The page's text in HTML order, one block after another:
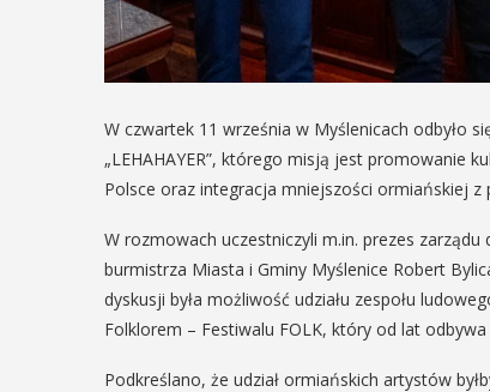
W czwartek 11 września w Myślenicach odbyło
„LEHAHAYER”, którego misją jest promowanie
Polsce oraz integracja mniejszości ormiańskiej z
W rozmowach uczestniczyli m.in. prezes
burmistrza Miasta i Gminy Myślenice Robert
dyskusji była możliwość udziału zespołu
Folklorem – Festiwalu FOLK, który od lat
Podkreślano, że udział ormiańskich artystów